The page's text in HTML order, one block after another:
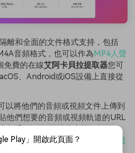
離和全面的文件格式支持，包括
音頻格式，也可以作為MP4人聲
免費的在線艾阿卡貝拉提取器您可
、Android或iOS設備上直接從
以將他們的音頻或視頻文件上傳到
他們想要的音頻或視頻軌道的URL
超過1000個網站的支持，如
你可以用它來從YouTube視頻中提
Play」開啟此頁面？